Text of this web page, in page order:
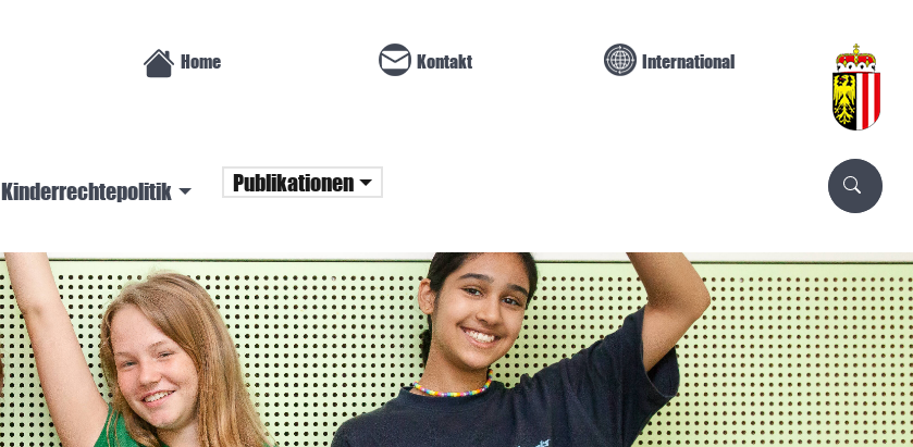
Home Kontakt International
Kinderrechtepolitik Publikationen